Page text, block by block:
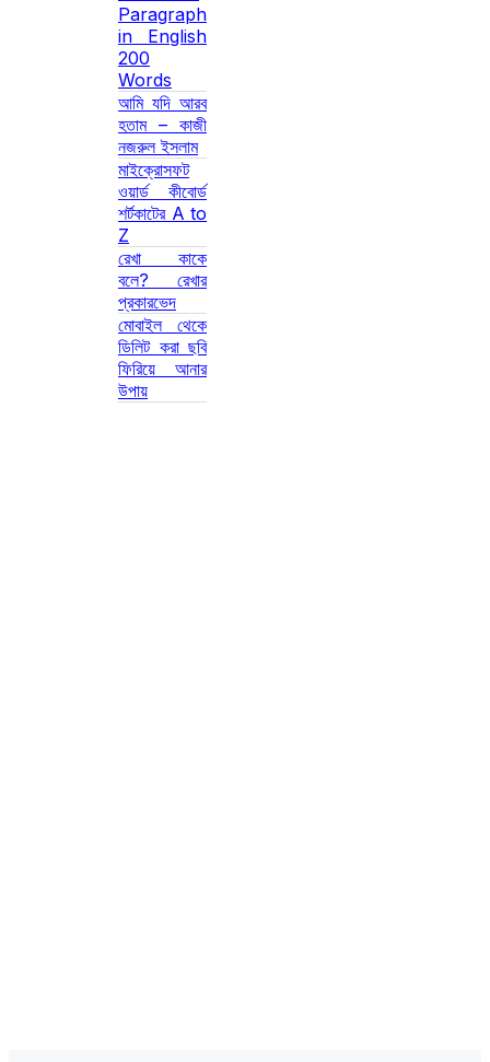
Paragraph
in English
200
Words
আমি যদি আরব
হতাম – কাজী
নজরুল ইসলাম
মাইক্রোসফট
ওয়ার্ড কীবোর্ড
শর্টকাটের A to
Z
রেখা কাকে
বলে? রেখার
প্রকারভেদ
মোবাইল থেকে
ডিলিট করা ছবি
ফিরিয়ে আনার
উপায়